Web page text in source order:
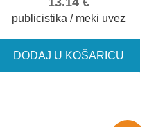
publicistika / meki uvez
DODAJ U KOŠARICU